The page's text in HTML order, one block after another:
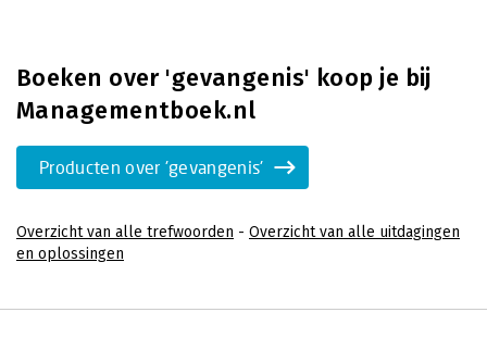
Boeken over 'gevangenis' koop je bij
Managementboek.nl
Producten over 'gevangenis'
Overzicht van alle trefwoorden - Overzicht van alle uitdagingen
en oplossingen